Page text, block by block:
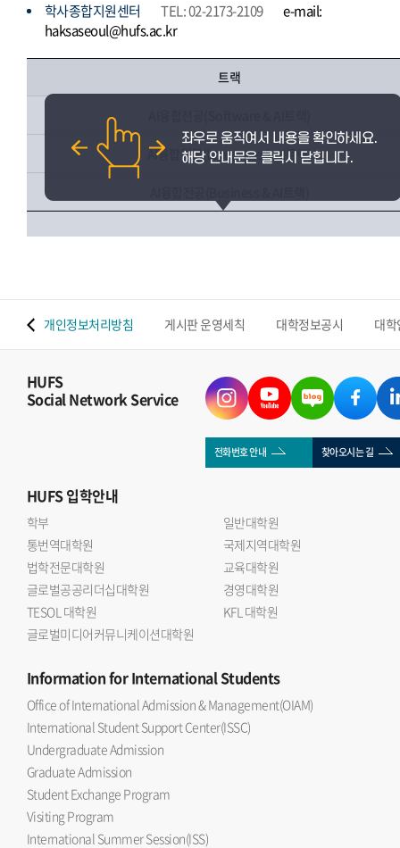
학사종합지원센터
TEL: 02-2173-2109
e-mail:
haksaseoul@hufs.ac.kr
트랙
AI융합전공(Language & AI트랙)
개인정보처리방침 게시판 운영세칙 대학정보공시 대
HUFS
Social Network Service
전화번호 안내 찾아오시는 길
HUFS입학안내
학부
일반대학원
통번역대학원
국제지역대학원
법학전문대학원
교육대학원
글로벌공공리더십대학원
경영대학원
TESOL 대학원
KFL 대학원
글로벌미디어커뮤니케이션대학원
Informationfor International Students
Office of International Admission & Management(OIAM)
International Student Support Center(ISSC)
Undergraduate Admission
Graduate Admission
Student Exchange Program
Visiting Program
International Summer Session(ISS)